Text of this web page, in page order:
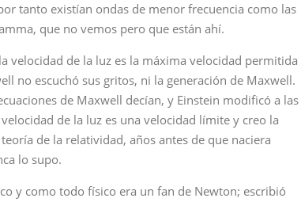
tanto existían ondas de menor frecuencia como las
que no vemos pero que están ahí.
velocidad de la luz es la máxima velocidad permitida
no escuchó sus gritos, ni la generación de Maxwell.
de Maxwell decían, y Einstein modificó a las
de la luz es una velocidad límite y creo la
de la relatividad, años antes de que naciera
lo supo.
y como todo físico era un fan de Newton; escribió